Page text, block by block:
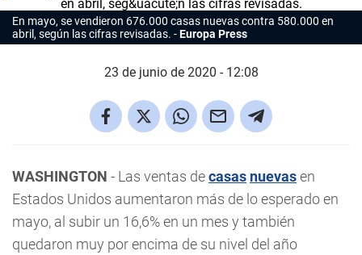
En mayo, se vendieron 676.000 casas nuevas contra 580.000 en
abril, según las cifras revisadas.
Europa Press
23 de junio de 2020 - 12:08
WASHINGTON - Las ventas decasas nuevasen
Estados Unidos aumentaron más de lo esperado en
mayo, al subir un 16,6% en un mes y también
quedaron muy por encima de su nivel del año